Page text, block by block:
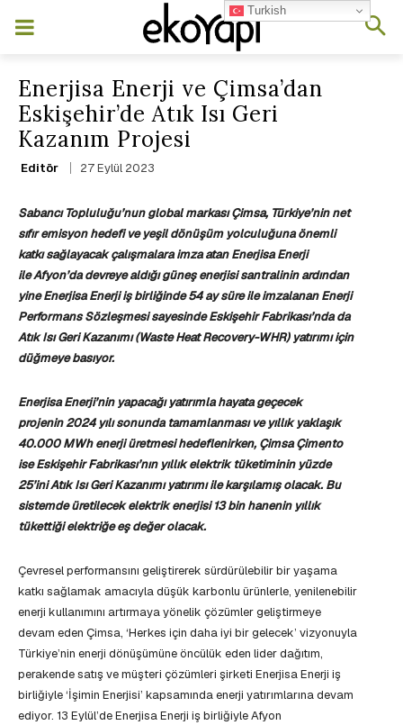
Enerjisa Enerji ve Çimsa’dan
Eskişehir’de Atık Isı Geri
Kazanım Projesi
Editör 27 Eylül 2023
Sabancı Topluluğu’nun global markası Çimsa, Türkiye’nin net
sıfır emisyon hedefi ve yeşil dönüşüm yolculuğuna önemli
katkı sağlayacak çalışmalara imza atan Enerjisa Enerji
ileAfyon’da devreye aldığı güneş enerjisi santralinin ardından
yine Enerjisa Enerji iş birliğinde 54 ay süre ile imzalanan Enerji
Performans Sözleşmesi sayesinde Eskişehir Fabrikası’nda da
Atık Isı Geri Kazanımı (Waste Heat Recovery-WHR) yatırımı için
düğmeye basıyor.
Enerjisa Enerji’nin yapacağı yatırımla hayata geçecek
projenin2024 yılı sonunda tamamlanması ve yıllık yaklaşık
40.000 MWh enerji üretmesi hedeflenirken, Çimsa Çimento
ise Eskişehir Fabrikası’nın yıllık elektrik tüketiminin yüzde
25’ini Atık Isı Geri Kazanımı yatırımı ile karşılamış olacak. Bu
sistemde üretilecek elektrik enerjisi 13 bin hanenin yıllık
tükettiği elektriğe eş değer olacak.
Çevresel performansını geliştirerek sürdürülebilir bir yaşama
katkı sağlamak amacıyla düşük karbonlu ürünlerle, yenilenebilir
enerji kullanımını artırmaya yönelik çözümler geliştirmeye
devam eden Çimsa, ‘Herkes için daha iyi bir gelecek’ vizyonuyla
Türkiye’nin enerji dönüşümüne öncülük eden lider dağıtım,
perakende satış ve müşteri çözümleri şirketi Enerjisa Enerji iş
birliğiyle ‘İşimin Enerjisi’ kapsamında enerji yatırımlarına devam
ediyor. 13 Eylül’de Enerjisa Enerji iş birliğiyle Afyon
Turkish